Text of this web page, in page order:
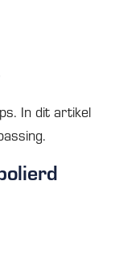
In dit artikel